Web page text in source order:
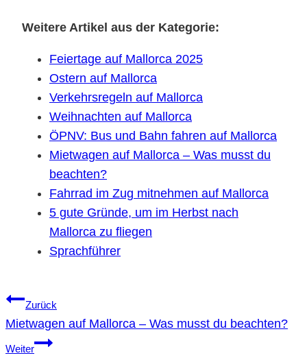
Weitere Artikel aus der Kategorie:
Feiertage auf Mallorca 2025
Ostern auf Mallorca
Verkehrsregeln auf Mallorca
Weihnachten auf Mallorca
ÖPNV: Bus und Bahn fahren auf Mallorca
Mietwagen auf Mallorca – Was musst du
beachten?
Fahrrad im Zug mitnehmen auf Mallorca
5 gute Gründe, um im Herbst nach
Mallorca zu fliegen
Sprachführer
Beitragsnavigation
Zurück
Mietwagen auf Mallorca – Was musst du beachten?
Weiter